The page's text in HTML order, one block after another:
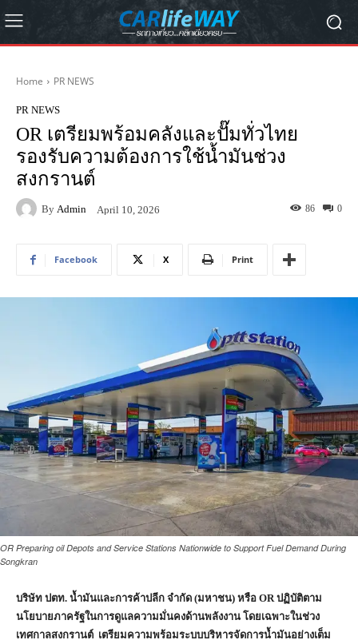
Home PR NEWS
PR NEWS
OR เตรียมพร้อมคลังและปั๊มทั่วไทย
รองรับความต้องการใช้น้ำมันช่วง
สงกรานต์
By Admin April 10, 2026 0
86
Facebook X Print
OR Preparing oil Depots and Service Stations Nationwide to Support Fuel Demand During
Songkran
บริษัท ปตท. น้ำมันและการค้าปลีก จำกัด (มหาชน) หรือ OR ปฏิบัติตาม
นโยบายภาครัฐในการดูแลความมั่นคงด้านพลังงาน โดยเฉพาะในช่วง
เทศกาลสงกรานต์ เตรียมความพร้อมระบบบริหารจัดการน้ำมันอย่างเต็ม